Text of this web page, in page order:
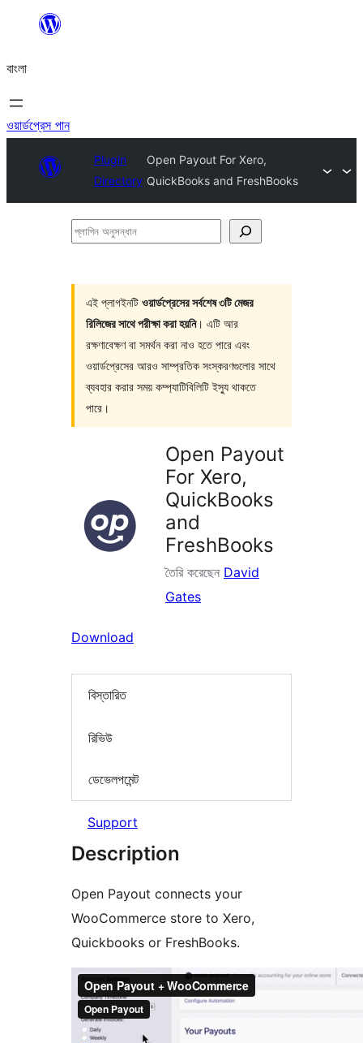
যান
বাংলা
ওয়ার্ডপ্রেস পান
Plugin
Directory
Open Payout For Xero,
QuickBooks and FreshBooks
প্লাগিন
এই প্লাগইনটি ওয়ার্ডপ্রেসের সর্বশেষ ৩টি মেজর
রিলিজের সাথে পরীক্ষা করা হয়নি। এটি আর
রক্ষণাবেক্ষণ বা সমর্থন করা নাও হতে পারে এবং
ওয়ার্ডপ্রেসের আরও সাম্প্রতিক সংস্করণগুলোর সাথে
ব্যবহার করার সময় কম্প্যাটিবিলিটি ইস্যু থাকতে
পারে।
Open Payout
For Xero,
QuickBooks
and
FreshBooks
তৈরি করেছেন David
Gates
Download
বিস্তারিত
রিভিউ
ডেভেলপমেন্ট
Support
Description
Open Payout connects your
WooCommerce store to Xero,
Quickbooks or FreshBooks.